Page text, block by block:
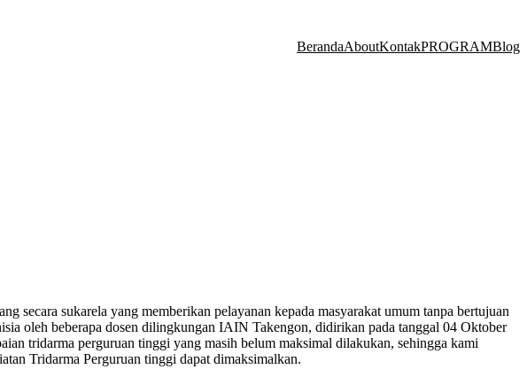
BerandaAboutKontakPROGRAMBlog
secara sukarela yang memberikan pelayanan kepada masyarakat umum tanpa bertujuan
oleh beberapa dosen dilingkungan IAIN Takengon, didirikan pada tanggal 04 Oktober
tridarma perguruan tinggi yang masih belum maksimal dilakukan, sehingga kami
Tridarma Perguruan tinggi dapat dimaksimalkan.